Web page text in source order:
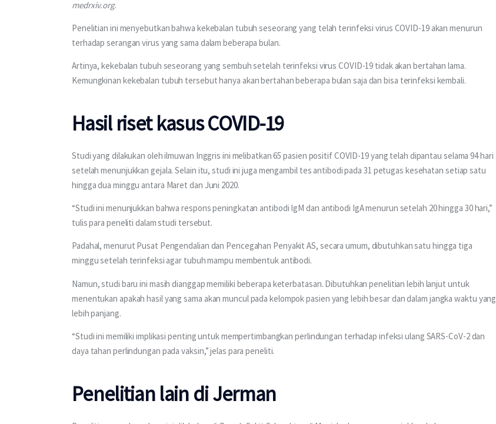
medrxiv.org.
Penelitian ini menyebutkan bahwa kekebalan tubuh seseorang yang telah terinfeksi virus COVID-19 akan menurun
terhadap serangan virus yang sama dalam beberapa bulan.
Artinya, kekebalan tubuh seseorang yang sembuh setelah terinfeksi virus COVID-19 tidak akan bertahan lama.
Kemungkinan kekebalan tubuh tersebut hanya akan bertahan beberapa bulan saja dan bisa terinfeksi kembali.
Hasil riset kasus COVID-19
Studi yang dilakukan oleh ilmuwan Inggris ini melibatkan 65 pasien positif COVID-19 yang telah dipantau selama 94 hari
setelah menunjukkan gejala. Selain itu, studi ini juga mengambil tes antibodi pada 31 petugas kesehatan setiap satu
hingga dua minggu antara Maret dan Juni 2020.
“Studi ini menunjukkan bahwa respons peningkatan antibodi IgM dan antibodi IgA menurun setelah 20 hingga 30 hari,”
tulis para peneliti dalam studi tersebut.
Padahal, menurut Pusat Pengendalian dan Pencegahan Penyakit AS, secara umum, dibutuhkan satu hingga tiga
minggu setelah terinfeksi agar tubuh mampu membentuk antibodi.
Namun, studi baru ini masih dianggap memiliki beberapa keterbatasan. Dibutuhkan penelitian lebih lanjut untuk
menentukan apakah hasil yang sama akan muncul pada kelompok pasien yang lebih besar dan dalam jangka waktu yang
lebih panjang.
“Studi ini memiliki implikasi penting untuk mempertimbangkan perlindungan terhadap infeksi ulang SARS-CoV-2 dan
daya tahan perlindungan pada vaksin,” jelas para peneliti.
Penelitian lain di Jerman